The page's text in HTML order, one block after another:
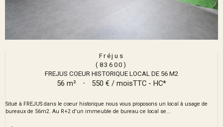
Fréjus
(83600)
FREJUS COEUR HISTORIQUE LOCAL DE 56 M2
56 m² - 550 € / moisTTC - HC*
Situé à FREJUS dans le coeur historique nous vous proposons un local à usage de
bureaux de 56m2. Au R+2 d'un immeuble de bureau ce local se...